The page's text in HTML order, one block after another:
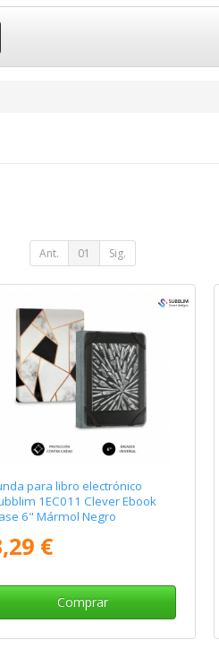
Ant. 01 Sig.
para libro electrónico
1EC011 Clever Ebook
6" Mármol Negro
€
Comprar